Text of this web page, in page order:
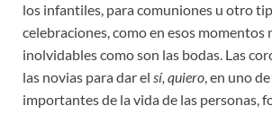
los infantiles, para comuniones u otro
celebraciones, como en esos momentos
inolvidables como son las bodas. Las
las novias para dar el sí, quiero, en uno
importantes de la vida de las personas,